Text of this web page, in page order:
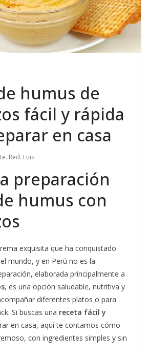
humus de
fácil y rápida
en casa
Red. Luis
preparación
humus con
exquisita que ha conquistado
mundo, y en Perú no es la
elaborada principalmente a
, es una opción saludable, nutritiva y
diferentes platos o para
Si buscas una receta fácil y
en casa, aquí te contamos cómo
con ingredientes simples y sin